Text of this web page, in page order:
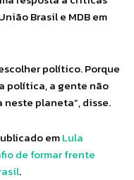
Brasil e MDB em
político. Porque
política, a gente não
planeta”, disse.
emLula
de formar frente
.